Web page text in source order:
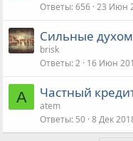
Ответы 656 23 Июн
Сильные духом
brisk
Ответы 2 16 Июн
A Частный
atem
Ответы 50 8 Дек